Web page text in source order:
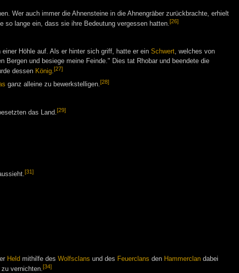
Wer auch immer die Ahnensteine in die Ahnengräber zurückbrachte, erhielt
so lange ein, dass sie ihre Bedeutung vergessen hatten. [26]
Höhle auf. Als er hinter sich griff, hatte er ein Schwert, welches von
Bergen und besiege meine Feinde." Dies tat Rhobar und beendete die
dessen König.[27]
ganz alleine zu bewerkstelligen.[28]
das Land.[29]
[31]
Held mithilfe des Wolfsclans und des Feuerclans den Hammerclandabei
vernichten.[34]